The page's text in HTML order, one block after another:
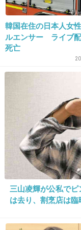
6. 匿名2013/12/03(火) 11:46:29
昼前なのに食
韓国在住の日本人女
ルエンサー ライブ
死亡
三山凌輝が公私で
は去り、割烹店は臨